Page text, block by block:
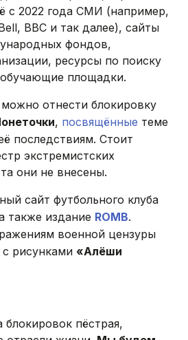
с 2022 года СМИ (например,
BBC и так далее), сайты
фондов,
ресурсы по поиску
площадки.
отнести блокировку
, посвящённые теме
последствиям. Стоит
экстремистских
они не внесены.
сайт футбольного клуба
также издание ROMB.
военной цензуры
с рисунками «Алёши
пёстрая,